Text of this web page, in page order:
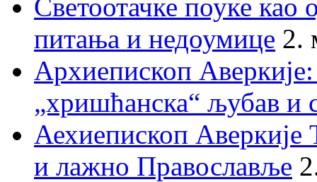
Светоотачке поуке као
питања и недоумице 2.
Архиепископ
„хришћанска“ љубав и
Аехиепископ
и лажно Православље